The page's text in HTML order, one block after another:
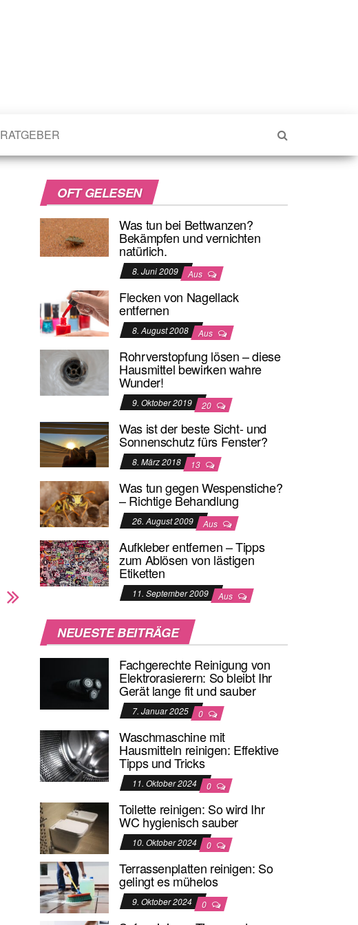
RATGEBER
OFT GELESEN
Was tun bei Bettwanzen?
Bekämpfen und vernichten
natürlich.
8. Juni 2009 Aus
Flecken von Nagellack
entfernen
8. August 2008 Aus
Rohrverstopfung lösen – diese
Hausmittel bewirken wahre
Wunder!
9. Oktober 2019 20
Was ist der beste Sicht- und
Sonnenschutz fürs Fenster?
8. März 2018 13
Was tun gegen Wespenstiche?
– Richtige Behandlung
26. August 2009 Aus
Aufkleber entfernen – Tipps
zum Ablösen von lästigen
Etiketten
11. September 2009 Aus
NEUESTE BEITRÄGE
Fachgerechte Reinigung von
Elektrorasierern: So bleibt Ihr
Gerät lange fit und sauber
7. Januar 2025 0
Waschmaschine mit
Hausmitteln reinigen: Effektive
Tipps und Tricks
11. Oktober 2024 0
Toilette reinigen: So wird Ihr
WC hygienisch sauber
10. Oktober 2024 0
Terrassenplatten reinigen: So
gelingt es mühelos
9. Oktober 2024 0